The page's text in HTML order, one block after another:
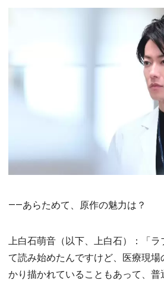
――あらためて、原作の魅力は？
上白石萌音（以下、上白石）：「
て読み始めたんですけど、医療現
かり描かれていることもあって、